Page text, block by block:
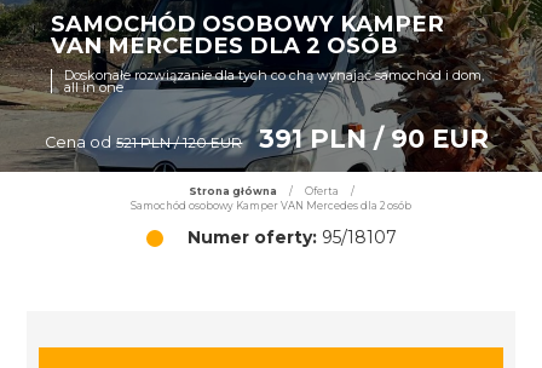
SAMOCHÓD OSOBOWY KAMPER
VAN MERCEDES DLA 2 OSÓB
Doskonałe rozwiązanie dla tych co chą wynająć samochód i dom,
all in one
Cena od 521 PLN / 120 EUR 391 PLN / 90 EUR
Strona główna / Oferta
/
Samochód osobowy Kamper VAN Mercedes dla 2 osób
Numer oferty:95/18107